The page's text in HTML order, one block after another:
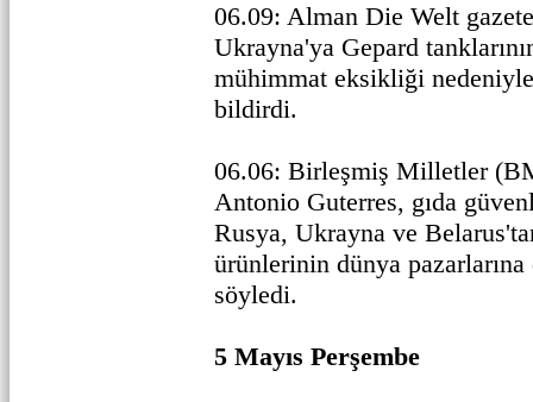
06.09: Alman Die Welt
Ukrayna'ya Gepard
mühimmat eksikliği
bildirdi.
06.06: Birleşmiş Milletler
Antonio Guterres, gıda
Rusya, Ukrayna ve
ürünlerinin dünya
söyledi.
5 Mayıs Perşembe